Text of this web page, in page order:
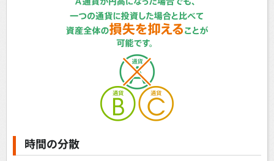
時間の分散